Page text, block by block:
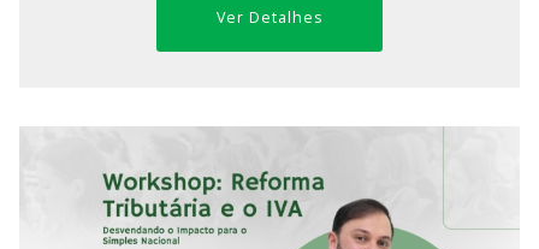
Ver Detalhes